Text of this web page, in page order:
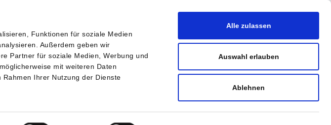
Funktionen für soziale Medien
Außerdem geben wir
Partner für soziale Medien, Werbung und
mit weiteren Daten
Ihrer Nutzung der Dienste
Alle zulassen
Auswahl erlauben
Ablehnen